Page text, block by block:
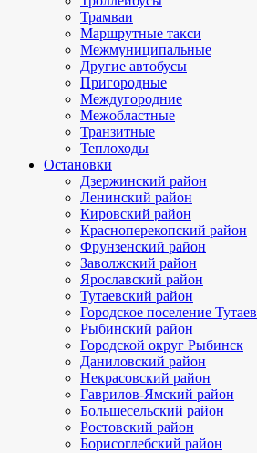
Трамваи
Маршрутные такси
Межмуниципальные
Другие автобусы
Пригородные
Междугородние
Межобластные
Транзитные
Теплоходы
Остановки
Дзержинский район
Ленинский район
Кировский район
Красноперекопский район
Фрунзенский район
Заволжский район
Ярославский район
Тутаевский район
Городское поселение Тутаев
Рыбинский район
Городской округ Рыбинск
Даниловский район
Некрасовский район
Гаврилов-Ямский район
Большесельский район
Ростовский район
Борисоглебский район